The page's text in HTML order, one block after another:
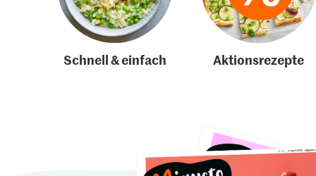
Schnell & einfach Aktionsrezepte